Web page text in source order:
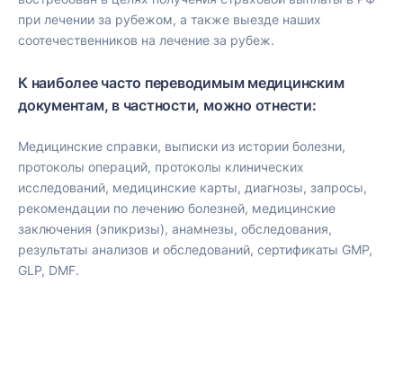
при лечении за рубежом, а также выезде наших
соотечественников на лечение за рубеж.
К наиболее часто переводимым медицинским
документам, в частности, можно отнести:
Медицинские справки, выписки из истории болезни,
протоколы операций, протоколы клинических
исследований, медицинские карты, диагнозы, запросы,
рекомендации по лечению болезней, медицинские
заключения (эпикризы), анамнезы, обследования,
результаты анализов и обследований, сертификаты GMP,
GLP, DMF.